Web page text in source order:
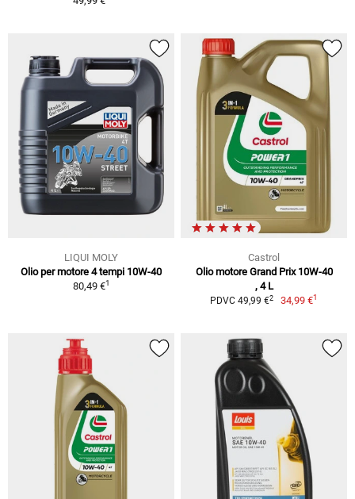
LIQUI MOLY
Olio per motore 4 tempi 10W-40
80,49 €1
Castrol
Olio motore Grand Prix 10W-40
, 4 L
PDVC 49,99 €2 34,99 €1